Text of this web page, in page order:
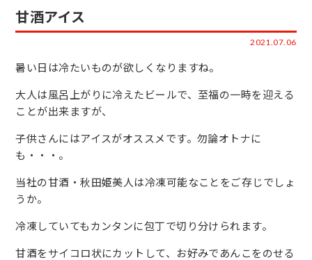
甘酒アイス
2021.07.06
暑い日は冷たいものが欲しくなりますね。
大人は風呂上がりに冷えたビールで、至福の一時を迎える
ことが出来ますが、
子供さんにはアイスがオススメです。勿論オトナに
も・・・。
当社の甘酒・秋田姫美人は冷凍可能なことをご存じでしょ
うか。
冷凍していてもカンタンに包丁で切り分けられます。
甘酒をサイコロ状にカットして、お好みであんこをのせる